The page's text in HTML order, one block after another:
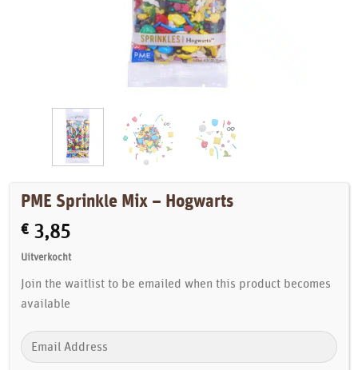
PME Sprinkle Mix – Hogwarts
€ 3,85
Uitverkocht
Join the waitlist to be emailed when this product becomes
available
Enter
your